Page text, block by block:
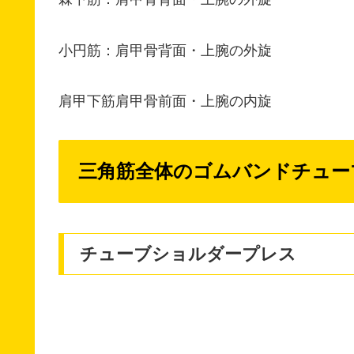
小円筋：肩甲骨背面・上腕の外旋
肩甲下筋肩甲骨前面・上腕の内旋
三角筋全体のゴムバンドチュ
チューブショルダープレス